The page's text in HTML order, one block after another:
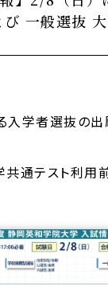
一般選抜
入学者選抜の
通テスト利用